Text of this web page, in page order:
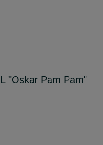
"Oskar Pam Pam"